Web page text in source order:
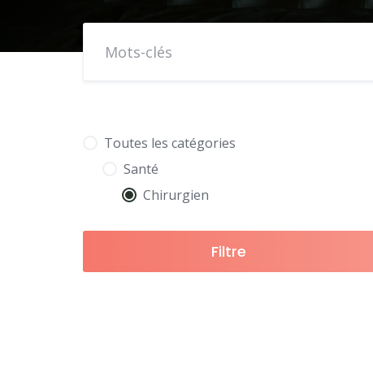
Toutes les catégories
Santé
Chirurgien
Filtre